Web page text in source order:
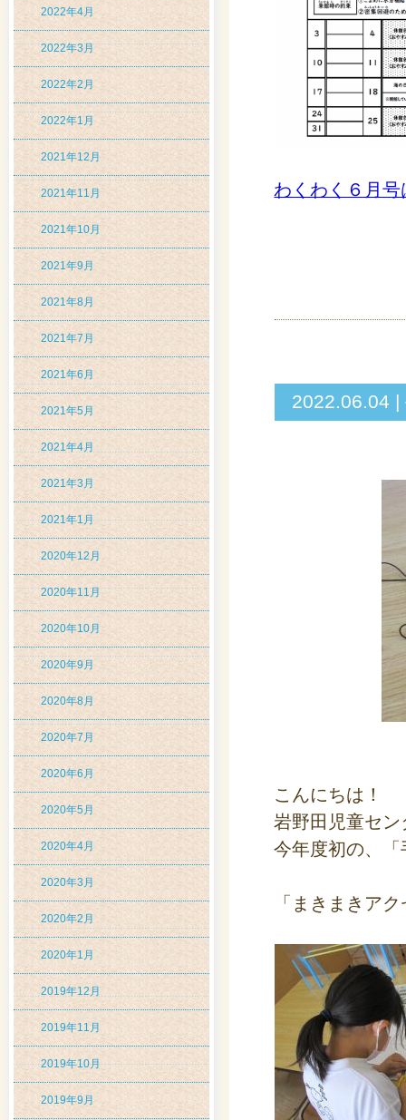
2022年4月
2022年3月
2022年2月
2022年1月
2021年12月
2021年11月
2021年10月
2021年9月
2021年8月
2021年7月
2021年6月
2021年5月
2021年4月
2021年3月
2021年1月
2020年12月
2020年11月
2020年10月
2020年9月
2020年8月
2020年7月
2020年6月
2020年5月
2020年4月
2020年3月
2020年2月
2020年1月
2019年12月
2019年11月
2019年10月
2019年9月
わくわく６月
2022.06.04
こんにちは！
岩野田児童セ
今年度初の、
「まきまきア